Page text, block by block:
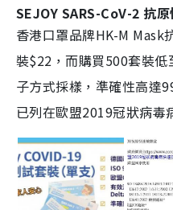
SEJOY SARS-CoV-2 抗
香港口罩品牌HK-M Mask
裝$22，而購買500套裝
子方式採樣，準確性高達
已列在歐盟2019冠狀病毒